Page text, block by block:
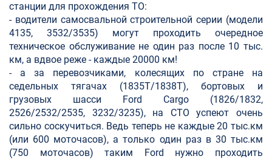
станции для прохождения ТО:
- водители самосвальной строительной серии (модели
4135, 3532/3535) могут проходить очередное
техническое обслуживание не один раз после 10 тыс.
км, а вдвое реже - каждые 20000 км!
- а за перевозчиками, колесящих по стране на
седельных тягачах (1835T/1838T), бортовых и
грузовых шасси Ford Cargo (1826/1832,
2526/2532/2535, 3232/3235), на СТО успеют очень
сильно соскучиться. Ведь теперь не каждые 20 тыс.км
(или 600 моточасов), а только один раз в 30 тыс.км
(750 моточасов) таким Ford нужно проходить